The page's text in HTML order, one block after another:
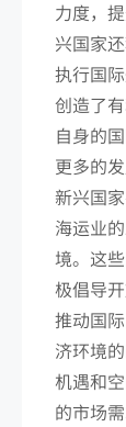
力度，
兴国家
执行国
创造了
自身的
更多的发
新兴国
海运业
境。这
极倡导
推动国
济环境
机遇和
的市场